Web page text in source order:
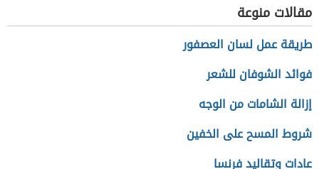
مقالات منوعة
طريقة عمل لسان العصفور
فوائد الشوفان للشعر
إزالة الشامات من الوجه
شروط المسح على الخفين
عادات وتقاليد فرنسا